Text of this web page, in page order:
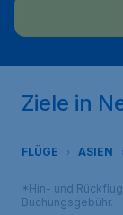
Ziele in
FLÜGE ASIEN
*Hin- und
Buchungsgebühr.